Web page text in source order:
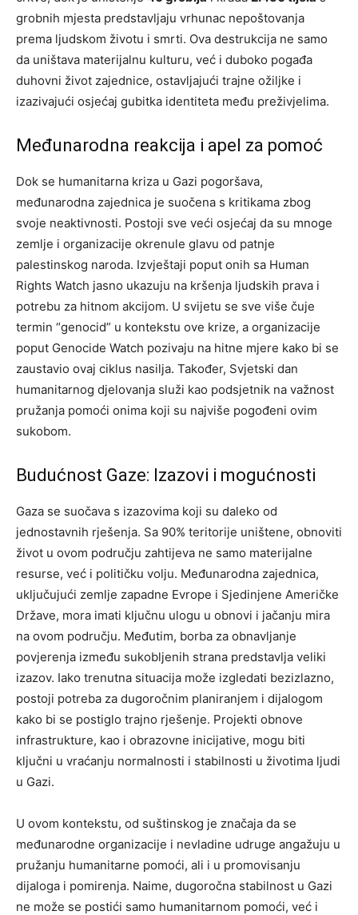
grobnih mjesta predstavljaju vrhunac nepoštovanja
prema ljudskom životu i smrti. Ova destrukcija ne samo
da uništava materijalnu kulturu, već i duboko pogađa
duhovni život zajednice, ostavljajući trajne ožiljke i
izazivajući osjećaj gubitka identiteta među preživjelima.
Međunarodna reakcija i apel za pomoć
Dok se humanitarna kriza u Gazi pogoršava,
međunarodna zajednica je suočena s kritikama zbog
svoje neaktivnosti. Postoji sve veći osjećaj da su mnoge
zemlje i organizacije okrenule glavu od patnje
palestinskog naroda. Izvještaji poput onih sa Human
Rights Watch jasno ukazuju na kršenja ljudskih prava i
potrebu za hitnom akcijom. U svijetu se sve više čuje
termin “genocid” u kontekstu ove krize, a organizacije
poput Genocide Watch pozivaju na hitne mjere kako bi se
zaustavio ovaj ciklus nasilja. Također, Svjetski dan
humanitarnog djelovanja služi kao podsjetnik na važnost
pružanja pomoći onima koji su najviše pogođeni ovim
sukobom.
Budućnost Gaze: Izazovi i mogućnosti
Gaza se suočava s izazovima koji su daleko od
jednostavnih rješenja. Sa 90% teritorije uništene, obnoviti
život u ovom području zahtijeva ne samo materijalne
resurse, već i političku volju. Međunarodna zajednica,
uključujući zemlje zapadne Evrope i Sjedinjene Američke
Države, mora imati ključnu ulogu u obnovi i jačanju mira
na ovom području. Međutim, borba za obnavljanje
povjerenja između sukobljenih strana predstavlja veliki
izazov. Iako trenutna situacija može izgledati bezizlazno,
postoji potreba za dugoročnim planiranjem i dijalogom
kako bi se postiglo trajno rješenje. Projekti obnove
infrastrukture, kao i obrazovne inicijative, mogu biti
ključni u vraćanju normalnosti i stabilnosti u životima ljudi
u Gazi.
U ovom kontekstu, od suštinskog je značaja da se
međunarodne organizacije i nevladine udruge angažuju u
pružanju humanitarne pomoći, ali i u promovisanju
dijaloga i pomirenja. Naime, dugoročna stabilnost u Gazi
ne može se postići samo humanitarnom pomoći, već i